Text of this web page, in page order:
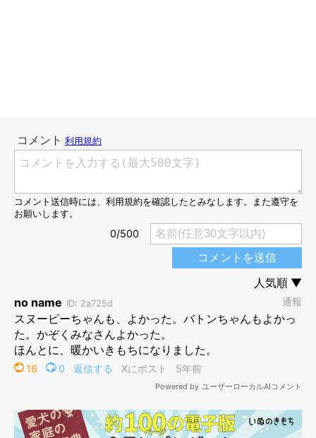
当時、小金澤さんの家には、先住の元保護猫9匹とシェパードの
バトンちゃんがいましたが、「新しくワンちゃんをおうちに迎え
「今度はおうちのないコを家族にしてあげたいな」と話したのだ
そう。この意見に、家族みんなも大賛成。
子どもたちがこのような気持ちを持ってくれていることがなによ
りも嬉しく、新しく保護犬を迎えようと決心したのでした。